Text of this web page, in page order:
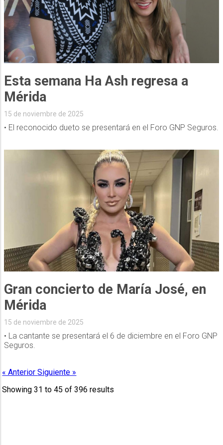
Esta semana Ha Ash regresa a
Mérida
15 de noviembre de 2025
• El reconocido dueto se presentará en el Foro GNP Seguros.
Gran concierto de María José, en
Mérida
15 de noviembre de 2025
• La cantante se presentará el 6 de diciembre en el Foro GNP
Seguros.
« AnteriorSiguiente »
Showing31 to45 of396 results